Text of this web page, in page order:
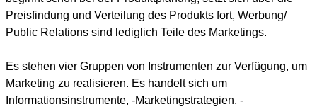
Preisfindung und Verteilung des Produkts fort, Werbung/
Public Relations sind lediglich Teile des Marketings.
Es stehen vier Gruppen von Instrumenten zur Verfügung, um
Marketing zu realisieren. Es handelt sich um
Informationsinstrumente, -Marketingstrategien, -